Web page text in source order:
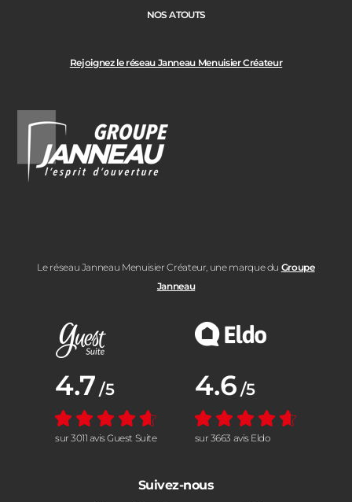
Rejoignez le réseau Janneau Menuisier Créateur
Le réseau Janneau Menuisier Créateur, une marque du Groupe
Janneau
NOS ATOUTS
Note moyenne :
4.7 /5
sur 3011 avis Guest Suite
Note moyenne :
4.6 /5
sur 3663 avis Eldo
Suivez-nous